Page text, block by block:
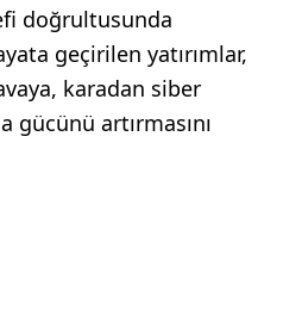
doğrultusunda
geçirilen yatırımlar,
karadan siber
gücünü artırmasını